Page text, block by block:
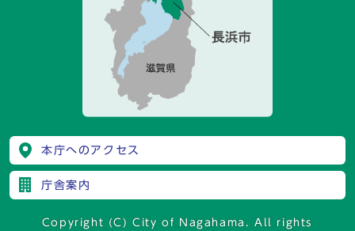
本庁へのアクセス
庁舎案内
Copyright (C) City of Nagahama. All rights